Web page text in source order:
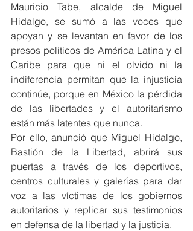
Mauricio Tabe, alcalde de Miguel
Hidalgo, se sumó a las voces que
apoyan y se levantan en favor de los
presos políticos de América Latina y el
Caribe para que ni el olvido ni la
indiferencia permitan que la injusticia
continúe, porque en México la pérdida
de las libertades y el autoritarismo
están más latentes que nunca.
Por ello, anunció que Miguel Hidalgo,
Bastión de la Libertad, abrirá sus
puertas a través de los deportivos,
centros culturales y galerías para dar
voz a las víctimas de los gobiernos
autoritarios y replicar sus testimonios
en defensa de la libertad y la justicia.